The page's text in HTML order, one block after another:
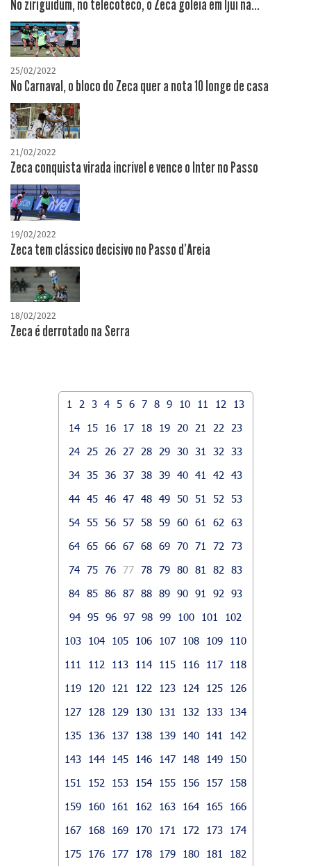
No ziriguidum, no telecoteco, o Zeca goleia em Ijuí na...
25/02/2022
No Carnaval, o bloco do Zeca quer a nota 10 longe de casa
21/02/2022
Zeca conquista virada incrível e vence o Inter no Passo
19/02/2022
Zeca tem clássico decisivo no Passo d'Areia
18/02/2022
Zeca é derrotado na Serra
1 2 3 4 5 6 7 8 9 10 11 12
13
14
15 16 17 18 19 20 21 22
23
24
25 26 27 28 29 30 31 32
33
34 35 36 37 38 39 40 41 42
43
44 45 46 47 48 49 50 51 52
53
54 55 56 57 58 59 60 61 62
63
64 65 66 67 68 69 70 71 72
73
74 75 76 77 78 79 80 81 82
83
84 85 86 87 88 89 90 91 92
93
94 95 96 97 98 99 100 101
102
103
104 105 106 107 108 109
110
111
112 113 114 115 116 117
118
119
120 121 122 123 124 125
126
127
128 129 130 131 132 133
134
135
136 137 138 139 140 141
142
143
144 145 146 147 148 149
150
151
152 153 154 155 156 157
158
159
160 161 162 163 164 165
166
167
168 169 170 171 172 173
174
175
176 177 178 179 180 181
182